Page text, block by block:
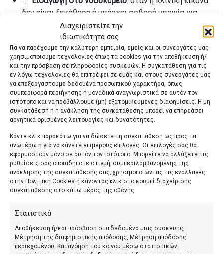
Διαχειριστείτε την
ιδιωτικότητά σας
Για να παρέχουμε την καλύτερη εμπειρία, εμείς και οι συνεργάτες μας
χρησιμοποιούμε τεχνολογίες όπως τα cookies για την αποθήκευση ή/
και την πρόσβαση σε πληροφορίες συσκευών. Η συγκατάθεση για τις
εν λόγω τεχνολογίες θα επιτρέψει σε εμάς και στους συνεργάτες μας
να επεξεργαστούμε δεδομένα προσωπικού χαρακτήρα, όπως
συμπεριφορά περιήγησης ή μοναδικά αναγνωριστικά σε αυτόν τον
ιστότοπο και να προβάλλουμε (μη) εξατομικευμένες διαφημίσεις. Η μη
συγκατάθεση ή η ανάκληση της συγκατάθεσης μπορεί να επηρεάσει
αρνητικά ορισμένες λειτουργίες και δυνατότητες.
Κάντε κλικ παρακάτω για να δώσετε τη συγκατάθεση ως προς τα
ανωτέρω ή για να κάνετε επιμέρους επιλογές. Οι επιλογές σας θα
εφαρμοστούν μόνο σε αυτόν τον ιστότοπο. Μπορείτε να αλλάξετε τις
ρυθμίσεις σας οποιαδήποτε στιγμή, συμπεριλαμβανομένης της
ανάκλησης της συγκατάθεσής σας, χρησιμοποιώντας τις εναλλαγές
στην Πολιτική Cookies ή κάνοντας κλικ στο κουμπί διαχείρισης
συγκατάθεσης στο κάτω μέρος της οθόνης.
Στατιστικά
Αποθήκευση ή/και πρόσβαση στα δεδομένα μιας συσκευής,
Μέτρηση της διαφημιστικής απόδοσης, Μέτρηση απόδοσης
περιεχομένου, Κατανόηση του κοινού μέσω στατιστικών
δεν είναι ξεκάθαρη ή υπάρχει σοβαρή υποψία για
επιπλοκές.
Συχνές ερωτήσεις για την οξεία
κοιλία
Τι είναι η οξεία κοιλία;
Η οξεία κοιλία είναι σοβαρή ιατρική κατάσταση με
αποτελεί συγκεκριμένη διάγνωση, αλλά περιγράφει
συμπτώματα που μπορεί να σχετίζονται με παθολογία
στην κοιλιά και χρειάζονται επείγουσα ιατρική
αξιολόγηση.
Ποια αίτια μπορεί να προκαλέσουν
οξεία κοιλία;
Η οξεία κοιλία μπορεί να οφείλεται σε χειρουργικά αίτια,
όπως οξεία σκωληκοειδίτιδα, οξεία χολοκυστίτιδα,
εντερική απόφραξη, περιτονίτιδα ή στροφή ωοθήκης/